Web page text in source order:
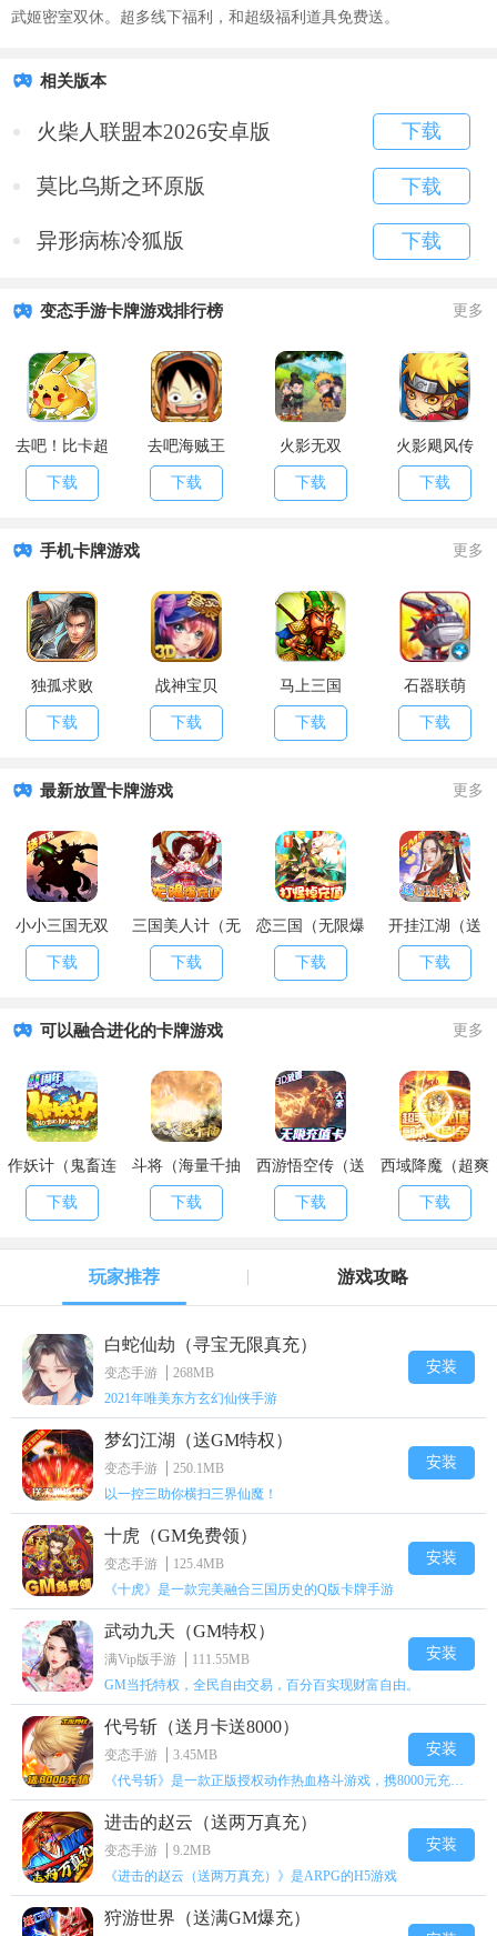
武姬密室双休。超多线下福利，和超级福利道具免费送。
相关版本
火柴人联盟本2026安卓版 下载
莫比乌斯之环原版 下载
异形病栋冷狐版 下载
变态手游卡牌游戏排行榜 更多
去吧！比卡超
下载
去吧海贼王
下载
火影无双
下载
火影飓风传
下载
手机卡牌游戏 更多
独孤求败
下载
战神宝贝
下载
马上三国
下载
石器联萌
下载
最新放置卡牌游戏 更多
小小三国无双
（天天送真充）
下载
三国美人计（无
限爆充值）
下载
恋三国（无限爆
充值）
下载
开挂江湖（送
GM送万充）
下载
可以融合进化的卡牌游戏 更多
作妖计（鬼畜连
抽特权）
下载
斗将（海量千抽
特权）
下载
西游悟空传（送
海量真充）
下载
西域降魔（超爽
爆充值）
下载
玩家推荐 游戏攻略
白蛇仙劫（寻宝无限真充）
变态手游
268MB
2021年唯美东方玄幻仙侠手游
安装
梦幻江湖（送GM特权）
变态手游
250.1MB
以一控三助你横扫三界仙魔！
安装
十虎（GM免费领）
变态手游
125.4MB
《十虎》是一款完美融合三国历史的Q版卡牌手游
安装
武动九天（GM特权）
满Vip版手游
111.55MB
GM当托特权，全民自由交易，百分百实现财富自由。
安装
代号斩（送月卡送8000）
变态手游
3.45MB
安装
进击的赵云（送两万真充）
变态手游
9.2MB
《进击的赵云（送两万真充）》是ARPG的H5游戏
安装
狩游世界（送满GM爆充）